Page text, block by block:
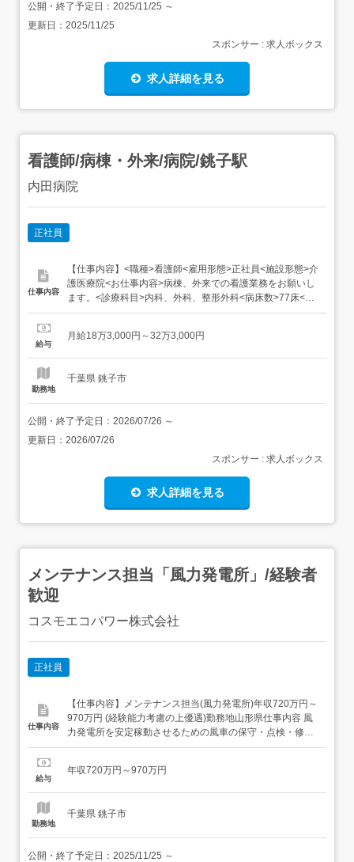
公開・終了予定日： 2025/11/25 ～
更新日： 2025/11/25
スポンサー : 求人ボックス
求人詳細を見る
看護師/病棟・外来/病院/銚子駅
内田病院
正社員
仕事内容
【仕事内容】<職種>看護師<雇用形態>正社員<施設形態>介
護医療院<お仕事内容>病棟、外来での看護業務をお願いし
ます。<診療科目>内科、外科、整形外科<病床数>77床<病
床数詳細>一般 29床療養 48床<看護基準>15:01 非常勤をご
院 内田病院で正社員看護師(病棟・外来)として私たちと
給与
月給18万3,000円～32万3,000円
勤務地
千葉県 銚子市
公開・終了予定日： 2026/07/26 ～
更新日： 2026/07/26
スポンサー : 求人ボックス
求人詳細を見る
メンテナンス担当「風力発電所」/経験者
歓迎
コスモエコパワー株式会社
正社員
仕事内容
【仕事内容】メンテナンス担当(風力発電所)年収720万円～
970万円 (経験能力考慮の上優遇)勤務地山形県仕事内容 風
力発電所を安定稼動させるための風車の保守・点検・修理
業務をご担当いただきます。また同社風力発電設備のみな
を推進していただきます。<具体的には>・各地の風力発電
給与
年収720万円～970万円
勤務地
千葉県 銚子市
公開・終了予定日： 2025/11/25 ～